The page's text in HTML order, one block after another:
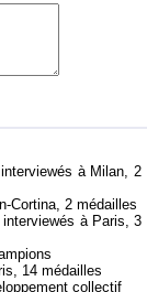
à Milan, 2
Cortina, 2 médailles
à Paris, 3
14 médailles
collectif